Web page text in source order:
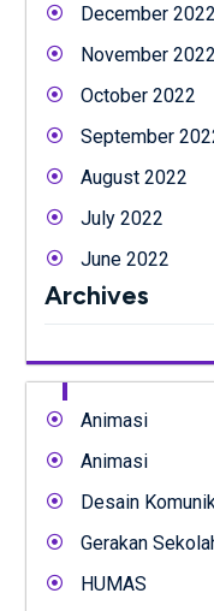
December 2022
November 2022
October 2022
September
August 2022
July 2022
June 2022
Archives
Animasi
Animasi
Desain
Gerakan
HUMAS